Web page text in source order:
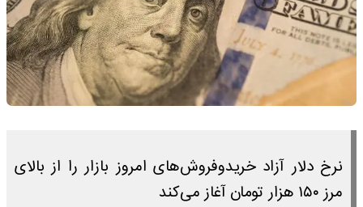
نرخ دلار آزاد خریدوفروش‌های امروز بازار را از بالای
مرز ۱۵۰ هزار تومان آغاز می‌کند